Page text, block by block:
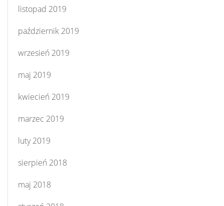
listopad 2019
październik 2019
wrzesień 2019
maj 2019
kwiecień 2019
marzec 2019
luty 2019
sierpień 2018
maj 2018